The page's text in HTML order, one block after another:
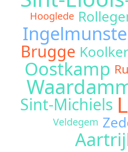
Hooglede
Brugge
Oostkamp
Sint-Michiels
Veldegem